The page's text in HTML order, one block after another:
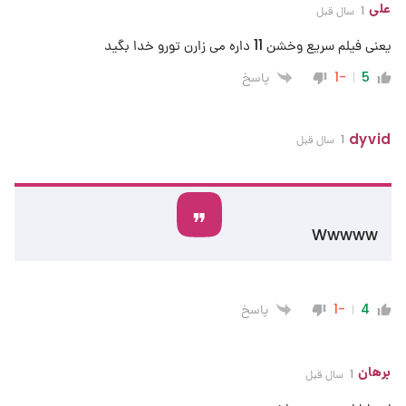
علی 1 سال قبل
یعنی فیلم سریع وخشن 11 داره می زارن تورو خدا بگید
5
-1 پاسخ
dyvid 1 سال قبل
Wwwww
4
-1 پاسخ
برهان 1 سال قبل